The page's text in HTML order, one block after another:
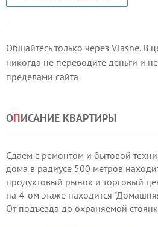
Общайтесь только через Vlasne. В
никогда не переводите деньги и
пределами сайта
ОПИСАНИЕ КВАРТИРЫ
Сдаем с ремонтом и бытовой
дома в радиусе 500 метров
продуктовый рынок и торговый
на 4-ом этаже находится
От подъезда до охраняемой